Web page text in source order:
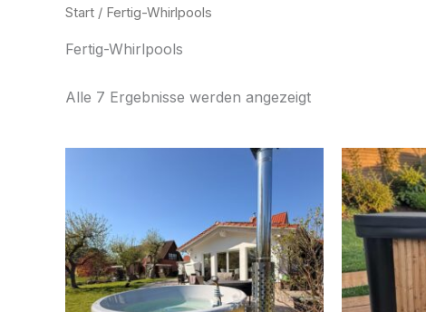
Start / Fertig-Whirlpools
Fertig-Whirlpools
Alle 7 Ergebnisse werden angezeigt